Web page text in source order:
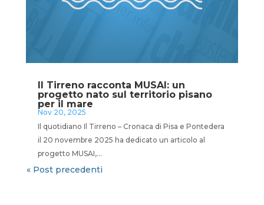
Il Tirreno racconta MUSAI: un
progetto nato sul territorio pisano
per il mare
Nov 20, 2025
Il quotidiano Il Tirreno – Cronaca di Pisa e Pontedera
il 20 novembre 2025 ha dedicato un articolo al
progetto MUSAI,...
« Post precedenti